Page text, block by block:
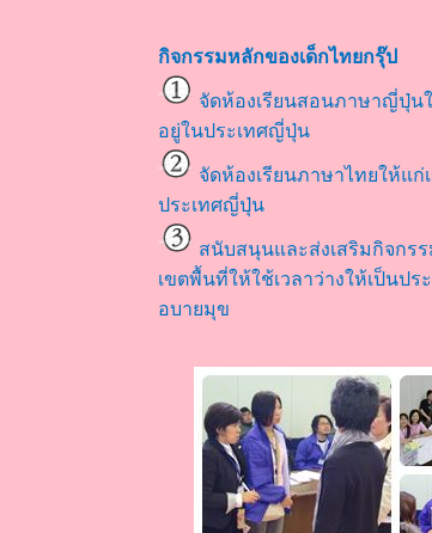
กิจกรรมหลักของเด็กไทยกรุ๊ป
จัดห้องเรียนสอนภาษาญี่ปุ่น
อยู่ในประเทศญี่ปุ่น
จัดห้องเรียนภาษาไทยให้แก่
ประเทศญี่ปุ่น
สนับสนุนและส่งเสริมกิจกร
เขตพื้นที่ให้ใช้เวลาว่างให้เป็นป
อบายมุข